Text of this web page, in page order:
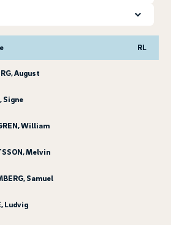
RL
August
Signe
William
Melvin
Samuel
Ludvig